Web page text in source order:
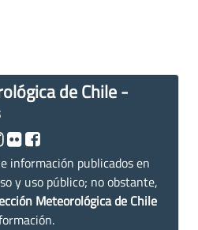
de Chile -
información publicados en
y uso público; no obstante,
Meteorológica de Chile